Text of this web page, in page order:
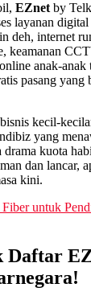
EZnet by
layanan
deh, internet
keamanan
anak-anak
pasang yang
kecil-
yang
kuota
dan lancar,
kini.
untuk
Daftar